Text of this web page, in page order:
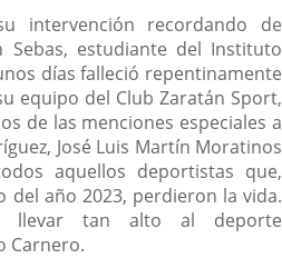
intervención recordando de
Sebas, estudiante del Instituto
días falleció repentinamente
equipo del Club Zaratán Sport,
de las menciones especiales a
José Luis Martín Moratinos
aquellos deportistas que,
del año 2023, perdieron la vida.
llevar tan alto al deporte
Carnero.